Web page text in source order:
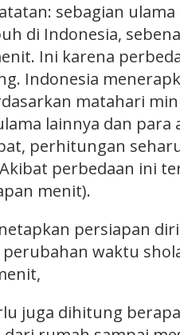
sebagian
di Indonesia,
Ini karena
Indonesia
matahari
lainnya dan para
perhitungan
perbedaan ini
menit).
persiapan
waktu
juga dihitung